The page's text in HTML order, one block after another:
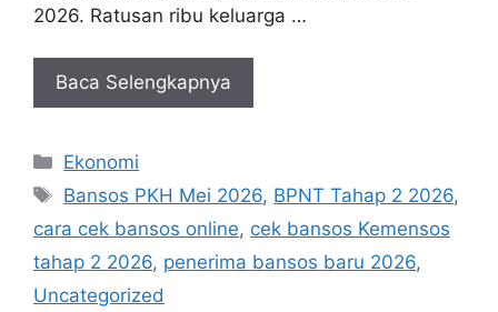
2026. Ratusan ribu keluarga …
Baca Selengkapnya
Kategori
Ekonomi
Tag
Bansos PKH Mei 2026, BPNT Tahap 2 2026,
cara cek bansos online, cek bansos Kemensos
tahap 2 2026, penerima bansos baru 2026,
Uncategorized